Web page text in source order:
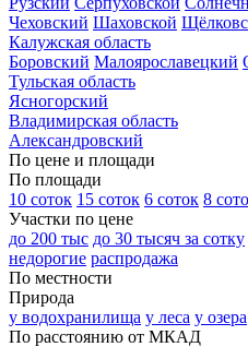
Чеховский Шаховской
Калужская область
Боровский Малоярославецкий
Тульская область
Ясногорский
Владимирская область
Александровский
По цене и площади
По площади
10 соток 15 соток 6 соток 8
Участки по цене
до 200 тыс до 30 тысяч за сотку
недорогие распродажа
По местности
Природа
у водохранилища у леса у озера
По расстоянию от МКАД